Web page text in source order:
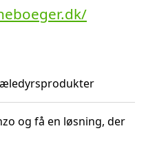
og få en løsning, der